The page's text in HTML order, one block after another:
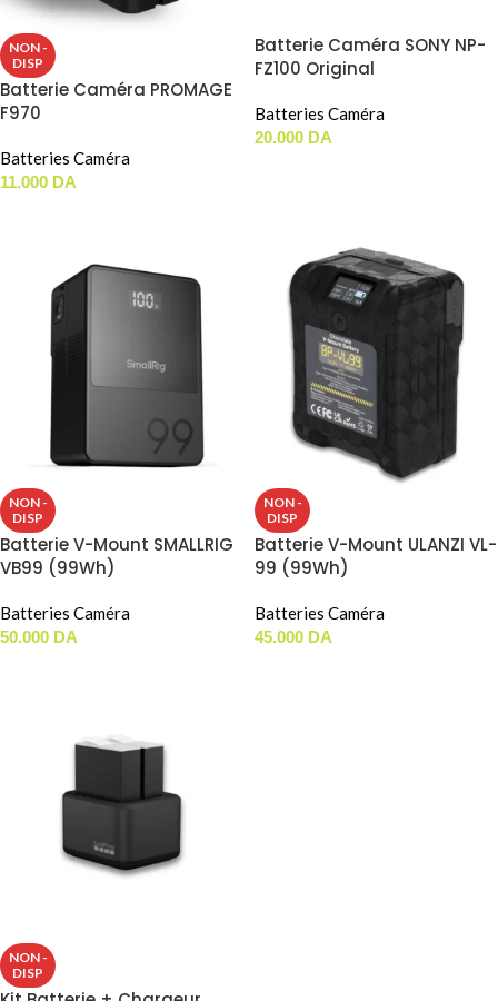
NON -
DISP
Batterie Caméra PROMAGE
F970
Batteries Caméra
11.000 DA
Batterie Caméra SONY NP-
FZ100 Original
Batteries Caméra
20.000 DA
NON -
DISP
Batterie V-Mount SMALLRIG
VB99 (99Wh)
Batteries Caméra
50.000 DA
NON -
DISP
Batterie V-Mount ULANZI VL-
99 (99Wh)
Batteries Caméra
45.000 DA
NON -
DISP